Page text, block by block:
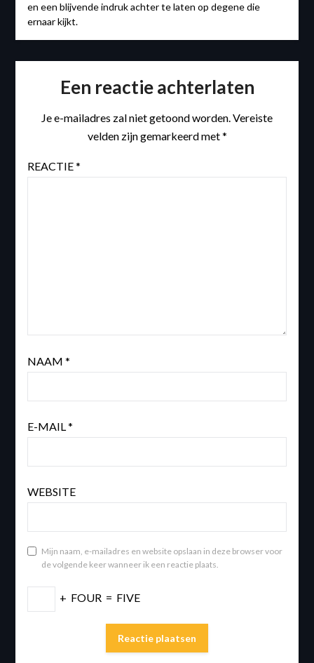
en een blijvende indruk achter te laten op degene die
ernaar kijkt.
Een reactie achterlaten
Je e-mailadres zal niet getoond worden.Vereiste
velden zijn gemarkeerd met*
REACTIE*
NAAM *
E-MAIL*
WEBSITE
Mijn naam, e-mailadres en website opslaan in deze browser voor
de volgende keer wanneer ik een reactie plaats.
+ FOUR = FIVE